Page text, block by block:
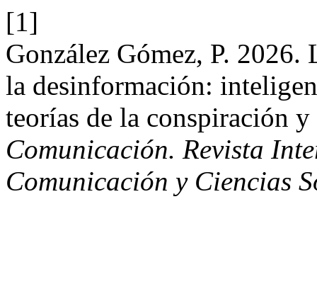
[1]
González Gómez, P. 2026.
la desinformación:
teorías de la conspiración
Comunicación. Revista
Comunicación y Ciencias